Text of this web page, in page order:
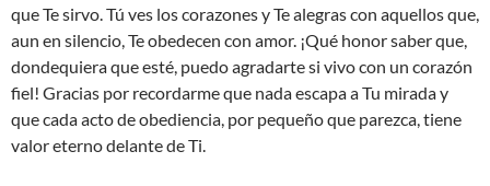
que Te sirvo. Tú ves los corazones y Te alegras con aquellos que,
aun en silencio, Te obedecen con amor. ¡Qué honor saber que,
dondequiera que esté, puedo agradarte si vivo con un corazón
fiel! Gracias por recordarme que nada escapa a Tu mirada y
que cada acto de obediencia, por pequeño que parezca, tiene
valor eterno delante de Ti.